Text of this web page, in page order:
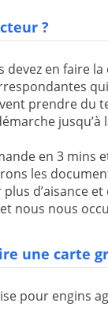
?
en faire
prendre du
en 3 mins
les
d’aisance
nous nous
une carte
pour engins